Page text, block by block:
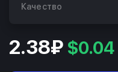
Качество
2.38₽ $0.04